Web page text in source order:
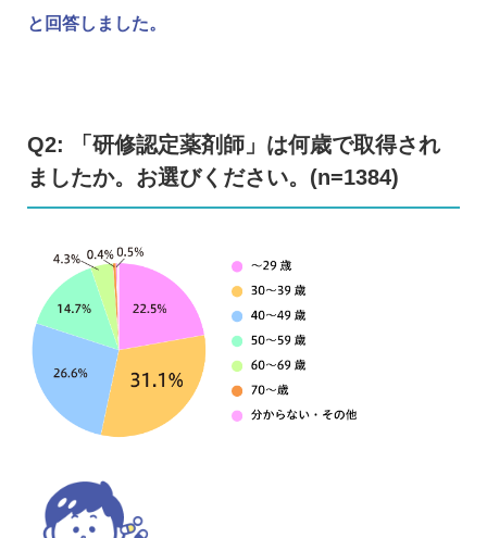
と回答しました。
Q2: 「研修認定薬剤師」は何歳で取得され
ましたか。お選びください。(n=1384)